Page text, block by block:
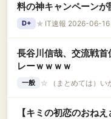
料の神キャンペーンが
D+ ★ IT速報 2026-06-16
長谷川信哉、交流戦
レーｗｗｗｗ
一般 ☆ （まとめては）
【キミの初恋のおね